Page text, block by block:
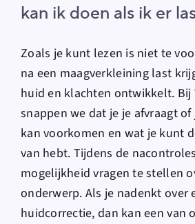
kan ik doen als ik er
Zoals je kunt lezen is niet te
na een maagverkleining last
huid en klachten ontwikkelt. Bij
snappen we dat je je afvraagt
kan voorkomen en wat je kunt
van hebt. Tijdens de
mogelijkheid vragen te stellen
onderwerp. Als je nadenkt over
huidcorrectie, dan kan een van